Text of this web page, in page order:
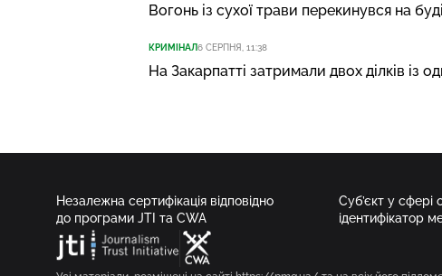
Вогонь із сухої трави перекинувся на
КРИМІНАЛ6 СЕРПНЯ, 11:38
На Закарпатті затримали двох ділків із
Незалежна сертифікація відповідно
до програми JTI та CWA
Суб’єкт у сфері
ідентифікатор